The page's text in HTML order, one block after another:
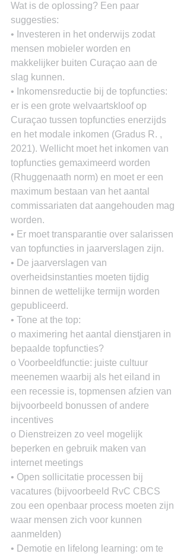
Wat is de oplossing? Een paar
suggesties:
• Investeren in het onderwijs zodat
mensen mobieler worden en
makkelijker buiten Curaçao aan de
slag kunnen.
• Inkomensreductie bij de topfuncties:
er is een grote welvaartskloof op
Curaçao tussen topfuncties enerzijds
en het modale inkomen (Gradus R. ,
2021). Wellicht moet het inkomen van
topfuncties gemaximeerd worden
(Rhuggenaath norm) en moet er een
maximum bestaan van het aantal
commissariaten dat aangehouden mag
worden.
• Er moet transparantie over salarissen
van topfuncties in jaarverslagen zijn.
• De jaarverslagen van
overheidsinstanties moeten tijdig
binnen de wettelijke termijn worden
gepubliceerd.
• Tone at the top:
o maximering het aantal dienstjaren in
bepaalde topfuncties?
o Voorbeeldfunctie: juiste cultuur
meenemen waarbij als het eiland in
een recessie is, topmensen afzien van
bijvoorbeeld bonussen of andere
incentives
o Dienstreizen zo veel mogelijk
beperken en gebruik maken van
internet meetings
• Open sollicitatie processen bij
vacatures (bijvoorbeeld RvC CBCS
zou een openbaar process moeten zijn
waar mensen zich voor kunnen
aanmelden)
• Demotie en lifelong learning: om te